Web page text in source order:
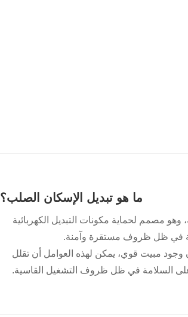
ما هو تبديل الإسكان الصلب؟
مصمم لحماية مكونات التبديل الكهربائية
في ظل ظروف مستقرة وآمنة.
وجود مبيت قوي، يمكن لهذه العوامل أن تقلل
على السلامة في ظل ظروف التشغيل القاسية.